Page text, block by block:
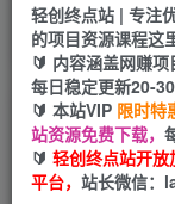
投稿专区
教程必须完
轻创终点站 | 专注
的项目资源课程这
🔰 内容涵盖网赚项
每日稳定更新20-
🔰 本站VIP 限时特
站资源免费下载，
🔰 轻创终点站开
平台， 站长微信：